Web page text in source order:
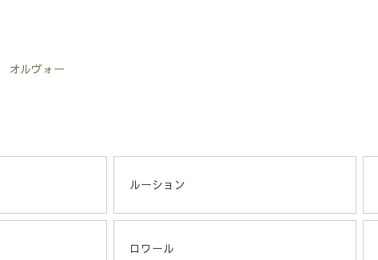
オルヴォー
ルーション
ロワール